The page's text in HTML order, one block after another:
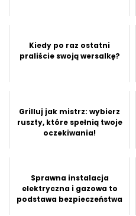
Kiedy po raz ostatni
praliście swoją wersalkę?
Grilluj jak mistrz: wybierz
ruszty, które spełnią twoje
oczekiwania!
Sprawna instalacja
elektryczna i gazowa to
podstawa bezpieczeństwa